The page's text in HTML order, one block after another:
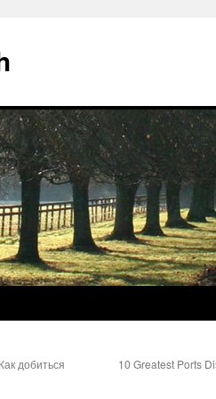
добиться
10 Greatest Ports